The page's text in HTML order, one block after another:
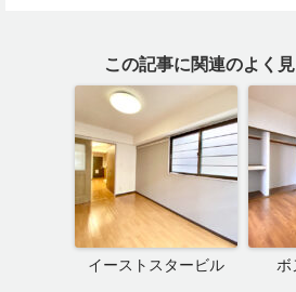
この記事に関連のよく
イーストスタービル ボ